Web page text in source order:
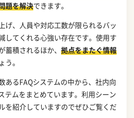
題を解決できます。
げ、人員や対応工数が限られるバッ
してくれる心強い存在です。使用す
積されるほか、 拠点をまたぐ情報
う。
あるFAQシステムの中から、社内向
テムをまとめています。利用シーン
を紹介していますのでぜひご覧くだ